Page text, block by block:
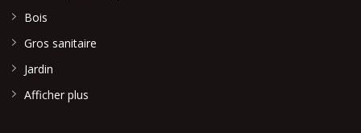
Bois
Gros sanitaire
Jardin
Afficher plus